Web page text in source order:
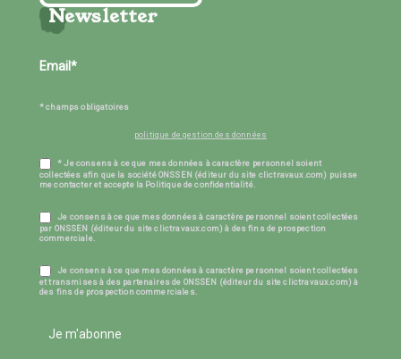
Newsletter
* champs obligatoires
politique de gestion des données
* Je consens à ce que mes données à caractère personnel soient
collectées afin que la société ONSSEN (éditeur du site clictravaux.com) puisse
me contacter et accepte la Politique de confidentialité.
Je consens à ce que mes données à caractère personnel soient collectées
par ONSSEN (éditeur du site clictravaux.com) à des fins de prospection
commerciale.
Je consens à ce que mes données à caractère personnel soient collectées
et transmises à des partenaires de ONSSEN (éditeur du site clictravaux.com) à
des fins de prospection commerciales.
Je m'abonne